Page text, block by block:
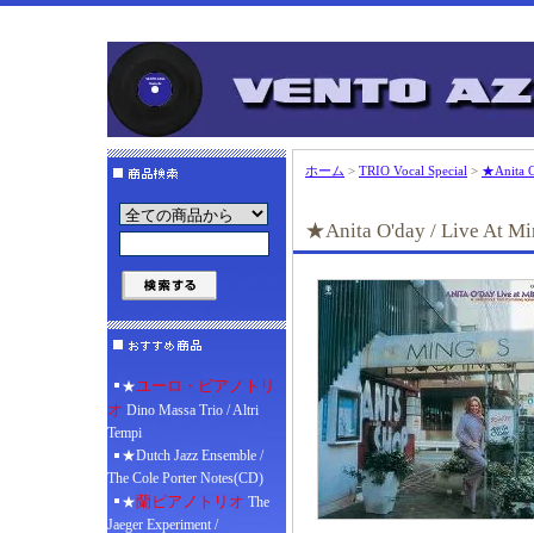
★ユーロ・ピアノトリ
オ Dino Massa Trio / Altri
Tempi
★Dutch Jazz Ensemble /
The Cole Porter Notes(CD)
★蘭ピアノトリオ The
Jaeger Experiment /
ホーム > TRIO Vocal Special > ★Anita
★Anita O'day / Live At